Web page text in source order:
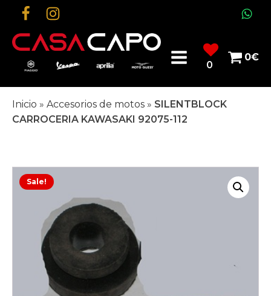
0
0€
Inicio » Accesorios de motos » SILENTBLOCK
CARROCERIA KAWASAKI 92075-112
Sale!